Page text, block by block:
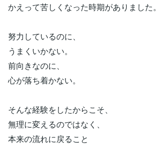
かえって苦しくなった時期がありました。
努力しているのに、
うまくいかない。
前向きなのに、
心が落ち着かない。
そんな経験をしたからこそ、
無理に変えるのではなく、
本来の流れに戻ること